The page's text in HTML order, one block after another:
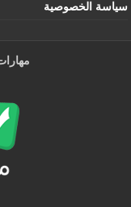
سياسة الخصوصية